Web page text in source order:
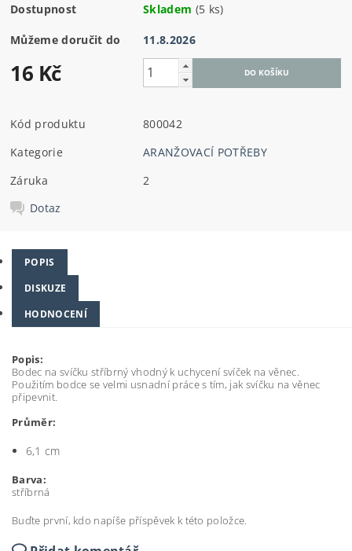
Dostupnost Skladem (5 ks)
Můžeme doručit do 11.8.2026
16 Kč
Kód produktu
800042
Kategorie
ARANŽOVACÍ POTŘEBY
Záruka
2
Dotaz
POPIS
DISKUZE
HODNOCENÍ
Popis:
Bodec na svíčku stříbrný vhodný k uchycení svíček na věnec.
Použitím bodce se velmi usnadní práce s tím, jak svíčku na věnec
připevnit.
Průměr:
6,1 cm
Barva:
stříbrná
Buďte první, kdo napíše příspěvek k této položce.